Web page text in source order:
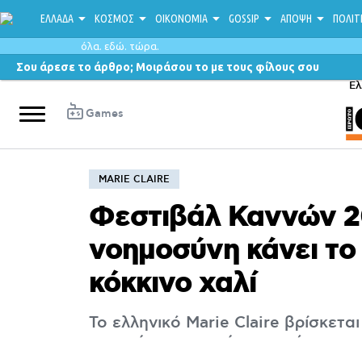
ΕΛΛΑΔΑ ΚΟΣΜΟΣ ΟΙΚΟΝΟΜΙΑ GOSSIP ΑΠΟΨΗ
όλα. εδώ. τώρα.
Σου άρεσε το άρθρο; Μοιράσου το με τους φίλους σου